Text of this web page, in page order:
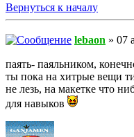
Вернуться к началу
lebaon » 07
паять- паяльником,
ты пока на хитрые вещи
не лезь, на макетке что
для навыков